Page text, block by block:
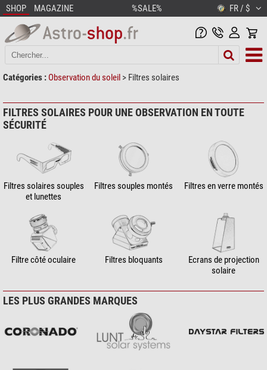
SHOP MAGAZINE %SALE% FR / $
Catégories : Observation du soleil > Filtres solaires
FILTRES SOLAIRES POUR UNE OBSERVATION EN TOUTE
SÉCURITÉ
Filtres solaires souples
et lunettes
Filtres souples montés Filtres en verre montés
Filtre côté oculaire Filtres bloquants
Ecrans de projection
solaire
LES PLUS GRANDES MARQUES